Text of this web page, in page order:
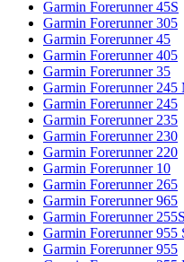
Garmin Forerunner 45S
Garmin Forerunner 305
Garmin Forerunner 45
Garmin Forerunner 405
Garmin Forerunner 35
Garmin Forerunner 245
Garmin Forerunner 245
Garmin Forerunner 235
Garmin Forerunner 230
Garmin Forerunner 220
Garmin Forerunner 10
Garmin Forerunner 265
Garmin Forerunner 965
Garmin Forerunner
Garmin Forerunner 955
Garmin Forerunner 955